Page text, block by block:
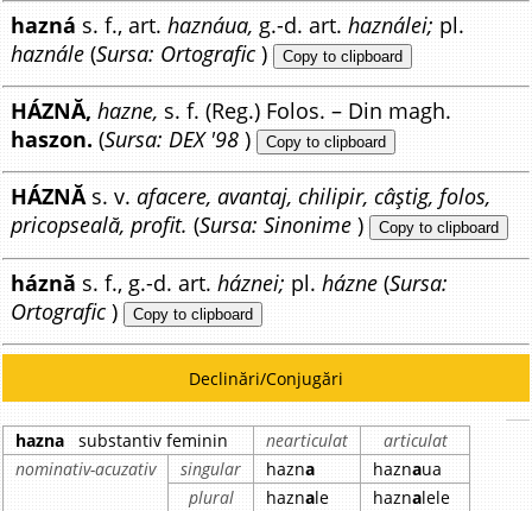
hazná s. f., art.haznáua, g.-d. art.haználei; pl.
haznále (Sursa: Ortografic ) Copy to clipboard
HÁZNĂ, hazne, s. f. (Reg.) Folos. – Din magh.
haszon. (Sursa: DEX '98 ) Copy to clipboard
HÁZNĂs. v.afacere, avantaj, chilipir, câștig, folos,
pricopseală, profit. (Sursa: Sinonime ) Copy to clipboard
háznă s. f., g.-d. art.háznei; pl.házne (Sursa:
Ortografic ) Copy to clipboard
Declinări/Conjugări
hazna substantiv feminin nearticulat
articulat
nominativ-acuzativ
singular hazna haznaua
plural
haznale haznalele